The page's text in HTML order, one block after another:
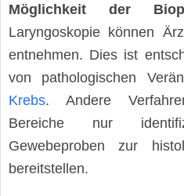
Möglichkeit der
Laryngoskopie können
entnehmen. Dies ist
von pathologischen
Krebs. Andere
Bereiche nur
Gewebeproben zur
bereitstellen.